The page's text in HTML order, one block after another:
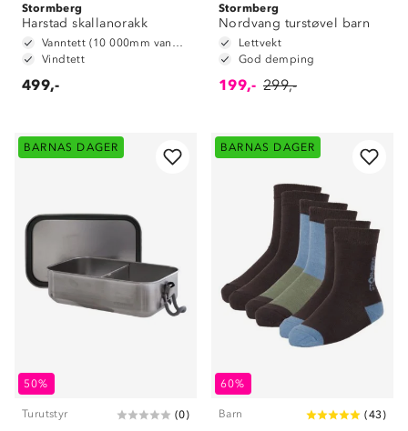
Stormberg
Harstad skallanorakk
Vanntett (10 000mm vannsøyle)
Vindtett
499,-
Stormberg
Nordvang turstøvel barn
Lettvekt
God demping
199,- 299,-
BARNAS DAGER
50%
Turutstyr (0)
BARNAS DAGER
60%
Barn (43)